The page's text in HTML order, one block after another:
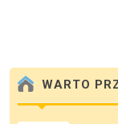
WARTO